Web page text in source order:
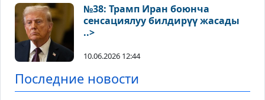
№38: Трамп Иран боюнча
сенсациялуу билдирүү жасады
..>
10.06.2026 12:44
Последние новости